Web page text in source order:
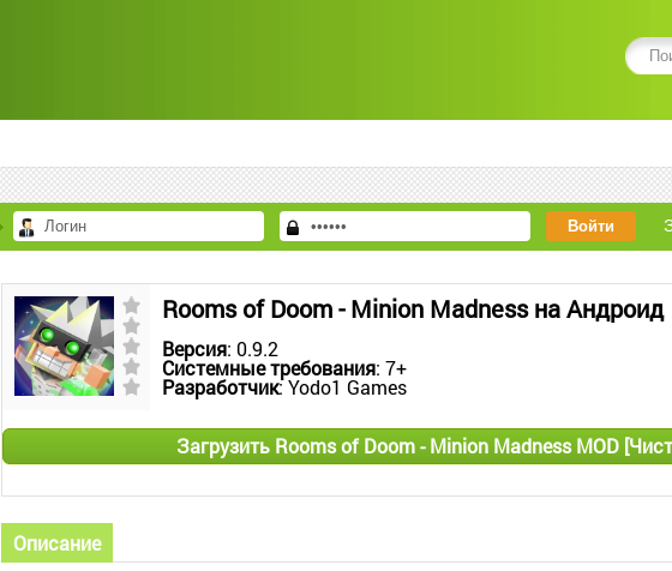
Rooms of Doom - Minion Madness на Андроид
Версия: 0.9.2
Системные требования: 7+
Разработчик: Yodo1 Games
Загрузить Rooms of Doom - Minion Madness MOD
Описание